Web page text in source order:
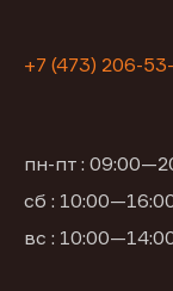
+7 (473) 206-
пн-пт :
сб :
вс :